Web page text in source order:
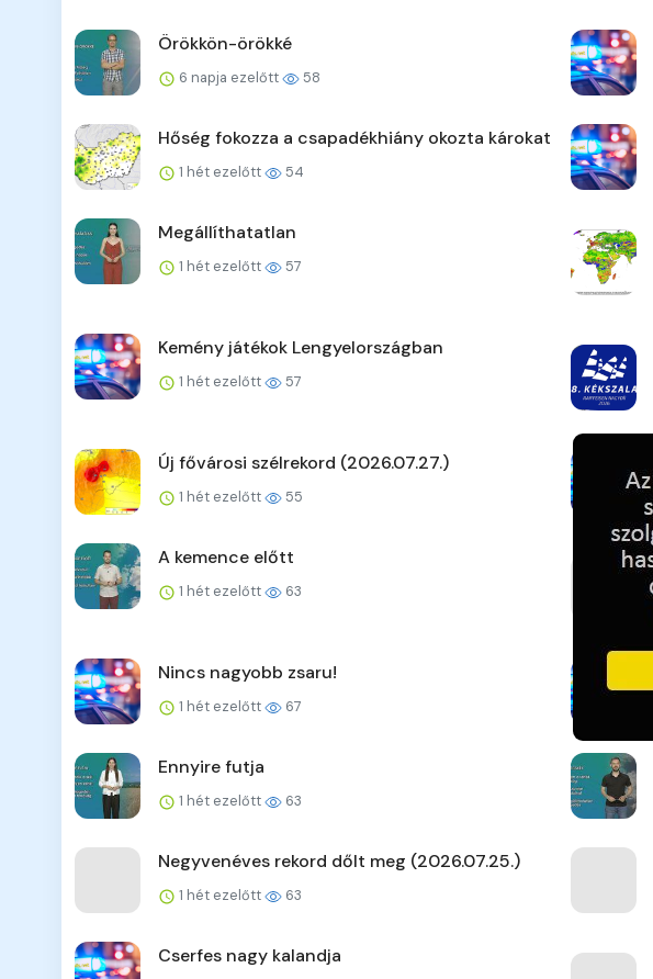
Örökkön-örökké
6 napja ezelőtt 58
Hőség fokozza a csapadékhiány okozta károkat
1 hét ezelőtt 54
Megállíthatatlan
1 hét ezelőtt 57
Kemény játékok Lengyelországban
1 hét ezelőtt 57
Új fővárosi szélrekord (2026.07.27.)
1 hét ezelőtt 55
A kemence előtt
1 hét ezelőtt 63
Nincs nagyobb zsaru!
1 hét ezelőtt 67
Ennyire futja
1 hét ezelőtt 63
Negyvenéves rekord dőlt meg (2026.07.25.)
1 hét ezelőtt 63
Cserfes nagy kalandja